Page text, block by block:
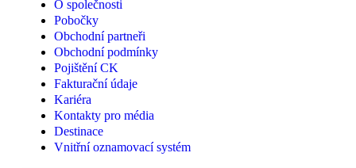
O společnosti
Pobočky
Obchodní partneři
Obchodní podmínky
Pojištění CK
Fakturační údaje
Kariéra
Kontakty pro média
Destinace
Vnitřní oznamovací systém